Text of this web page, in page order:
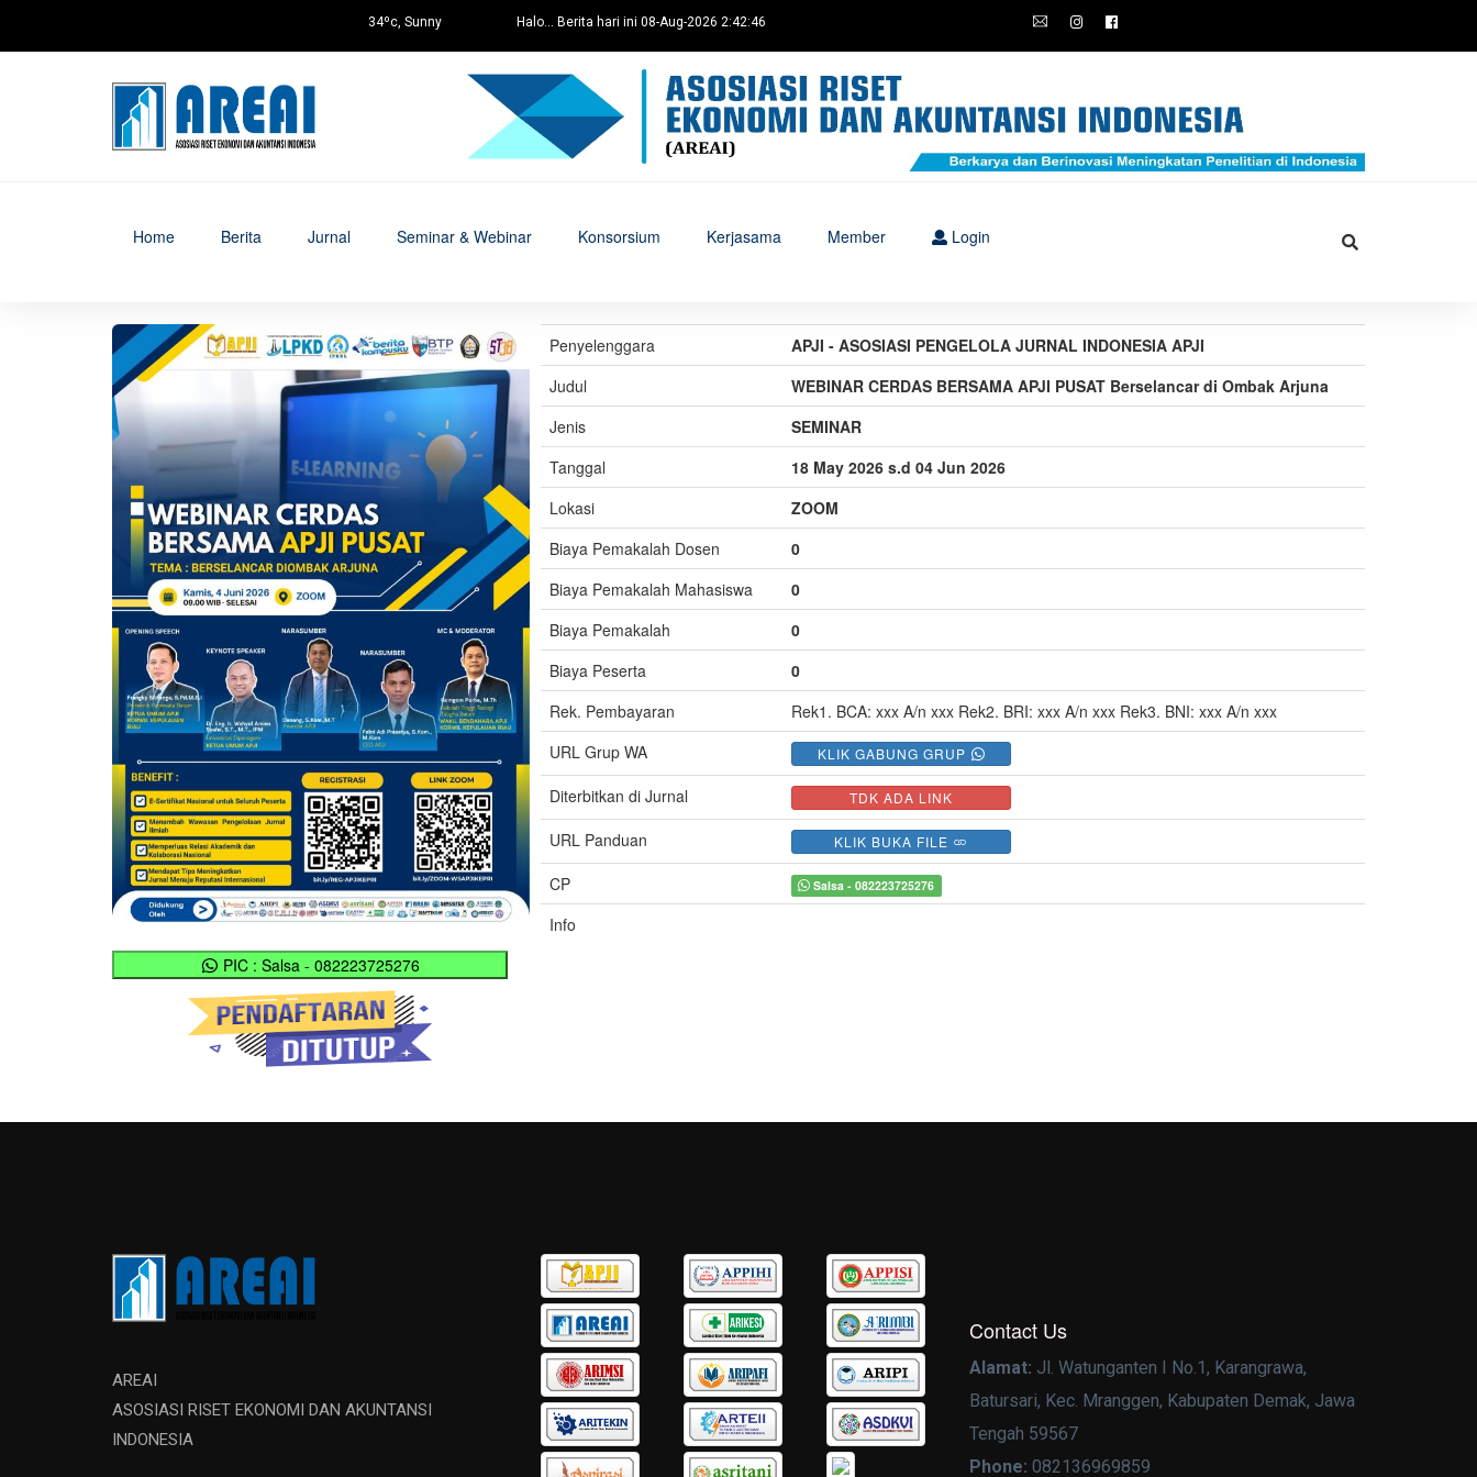
34ºc, Sunny Halo... Berita hari ini 08-Aug-2026 2:42:46
Home Berita Jurnal Seminar & Webinar Konsorsium Kerjasama Member Login
PIC : Salsa - 082223725276
Penyelenggara
APJI - ASOSIASI PENGELOLA JURNAL INDONESIA APJI
Judul
WEBINAR CERDAS BERSAMA APJI PUSAT Berselancar di Ombak Arjuna
Jenis
SEMINAR
Tanggal
18 May 2026 s.d 04 Jun 2026
Lokasi
ZOOM
Biaya Pemakalah Dosen
0
Biaya Pemakalah Mahasiswa
0
Biaya Pemakalah
0
Biaya Peserta
0
Rek. Pembayaran
Rek1. BCA: xxx A/n xxx Rek2. BRI: xxx A/n xxx Rek3. BNI: xxx A/n xxx
URL Grup WA
KLIK GABUNG GRUP
Diterbitkan di Jurnal TDK ADA LINK
URL Panduan KLIK BUKA FILE
CP Salsa - 082223725276
Info
AREAI
ASOSIASI RISET EKONOMI DAN AKUNTANSI
INDONESIA
Contact Us
Alamat: Jl. Watunganten I No.1, Karangrawa,
Batursari, Kec. Mranggen, Kabupaten Demak, Jawa
Tengah 59567
Phone: 082136969859